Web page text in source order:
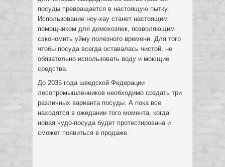
посуды превращается в настоящую пытку.
Использование ноу-хау станет настоящим
помощником для домохозяек, позволяющим
сэкономить уйму полезного времени. Для того
чтобы посуда всегда оставалась чистой, не
обязательно использовать воду и моющие
средства.
До 2035 года шведской Федерации
лесопромышленников необходимо создать три
различных варианта посуды. А пока все
находятся в ожидании того момента, когда
новая чудо-посуда будет протестирована и
сможет появиться в продаже.